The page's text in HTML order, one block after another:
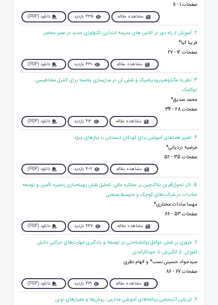
صفحات 1 - 11
مشاهده مقاله 435 بازدید دانلود (PDF)
2. آموزش از راه دور در کلاس های مدرسه ابتدایی تکنولوژی جدید در عصر معاصر
فریبا کیا*
صفحات 12 - 27
مشاهده مقاله 430 بازدید دانلود (PDF)
3. نظریه مگنتوهیدرودینامیک و نقش آن در مدل‌سازی پلاسما برای کنترل مغناطیسی
توکامک
محمد صدیق*
صفحات 28 - 34
مشاهده مقاله 412 بازدید دانلود (PDF)
4. تغییر فضاهای آموزشی برای کودکان دبستانی با نیازهای ویژه
مرضیه دردیانی*
صفحات 35 - 52
مشاهده مقاله 409 بازدید دانلود (PDF)
5. اثر تحول‌آفرین بلاک‌چین بر عملکرد مالی: تحلیل نقش بهینه‌سازی زنجیره تأمین و توسعه
صادرات در شرکت‌های کوچک و متوسط صنعتی
مهسا سادات مختاری*
صفحات 53 - 66
مشاهده مقاله 447 بازدید دانلود (PDF)
6. مروری بر نقش عوامل روانشناختی در توسعه و یادگیری مهارت‌های حرکتی دانش‌
آموزان: از انگیزش تا خودکارآمدی
سیدجواد حسینی نسب* و الهام نظری
صفحات 67 - 86
مشاهده مقاله 431 بازدید دانلود (PDF)
7. ارزیابی اثربخشی برنامه‌های آموزشی مدارس: روش‌ها و معیارهای نوین